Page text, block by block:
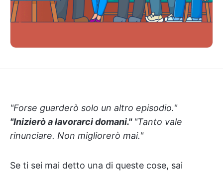
"Forse guarderò solo un altro episodio."
"Inizierò a lavorarci domani." "Tanto vale
rinunciare. Non migliorerò mai."
Se ti sei mai detto una di queste cose, sai